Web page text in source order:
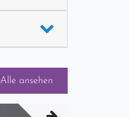
Alle ansehen